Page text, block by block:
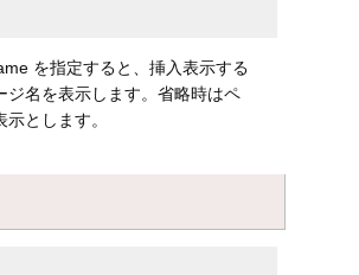
を指定すると、挿入表示する
ジ名を表示します。省略時はペ
とします。